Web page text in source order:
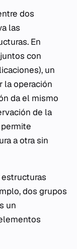
dos
las
En
con
un
la operación
da el mismo
de la
a otra sin
estructuras
dos grupos
un